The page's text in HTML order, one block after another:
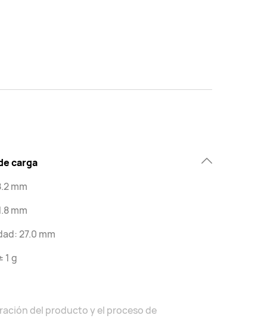
carga
mm
mm
27.0 mm
1 g
del producto y el proceso de